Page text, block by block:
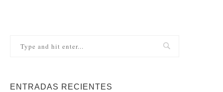
ENTRADAS RECIENTES